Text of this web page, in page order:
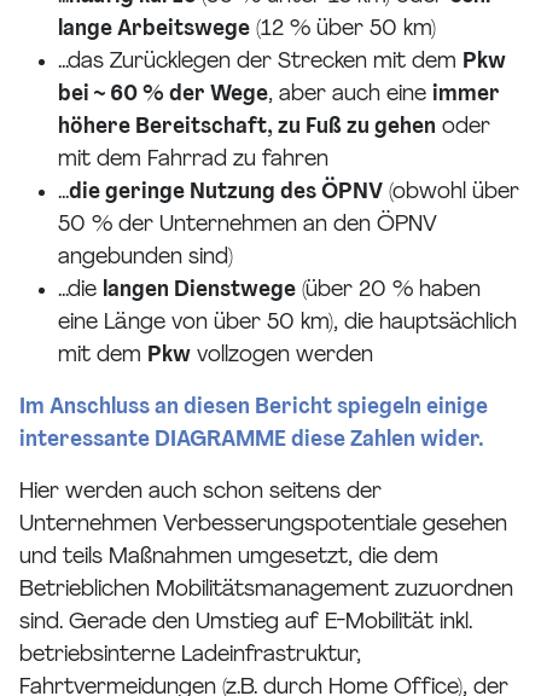
lange Arbeitswege (12 % über 50 km)
...das Zurücklegen der Strecken mit dem Pkw
bei ~ 60 % der Wege, aber auch eine immer
höhere Bereitschaft, zu Fuß zu gehen oder
mit dem Fahrrad zu fahren
...die geringe Nutzung des ÖPNV (obwohl über
50 % der Unternehmen an den ÖPNV
angebunden sind)
...die langen Dienstwege (über 20 % haben
eine Länge von über 50 km), die hauptsächlich
mit dem Pkw vollzogen werden
Im Anschluss an diesen Bericht spiegeln einige
interessante DIAGRAMME diese Zahlen wider.
Hier werden auch schon seitens der
Unternehmen Verbesserungspotentiale gesehen
und teils Maßnahmen umgesetzt, die dem
Betrieblichen Mobilitätsmanagement zuzuordnen
sind. Gerade den Umstieg auf E-Mobilität inkl.
betriebsinterne Ladeinfrastruktur,
Fahrtvermeidungen (z.B. durch Home Office), der